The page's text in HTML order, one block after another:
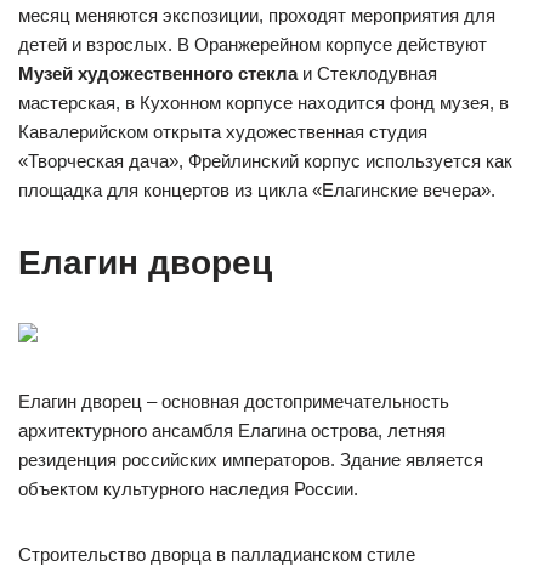
месяц меняются экспозиции, проходят мероприятия для
детей и взрослых. В Оранжерейном корпусе действуют
Музей художественного стеклаи Стеклодувная
мастерская, в Кухонном корпусе находится фонд музея, в
Кавалерийском открыта художественная студия
«Творческая дача», Фрейлинский корпус используется как
площадка для концертов из цикла «Елагинские вечера».
Елагин дворец
Елагин дворец – основная достопримечательность
архитектурного ансамбля Елагина острова, летняя
резиденция российских императоров. Здание является
объектом культурного наследия России.
Строительство дворца в палладианском стиле